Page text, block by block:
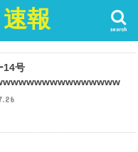
報 search
14号